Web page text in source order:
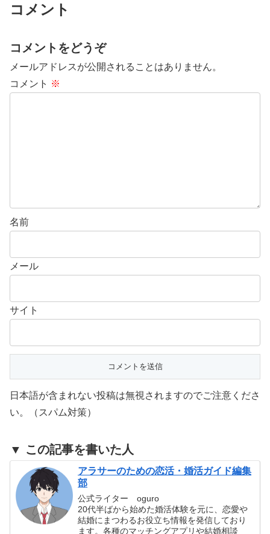
コメント
コメントをどうぞ
メールアドレスが公開されることはありません。
コメント ※
名前
メール
サイト
日本語が含まれない投稿は無視されますのでご注意くださ
い。（スパム対策）
▼ この記事を書いた人
アラサーのための恋活・婚活ガイド編集
部
公式ライター oguro
20代半ばから始めた婚活体験を元に、恋愛や
結婚にまつわるお役立ち情報を発信しており
ます。各種のマッチングアプリや結婚相談